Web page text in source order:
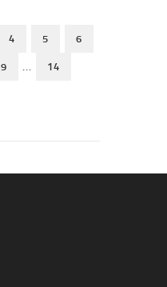
4 5 6
9 ... 14